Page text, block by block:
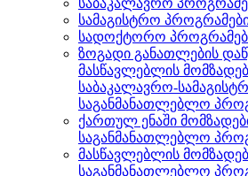
საბაკალავრო
სამაგისტრო
სადოქტორო
ზოგადი განათლების
მასწავლებლის
საბაკალავრო-
საგანმანათლებლო
ქართულ ენაში
საგანმანათლებლო
მასწავლებლის
საგანმანათლებლო